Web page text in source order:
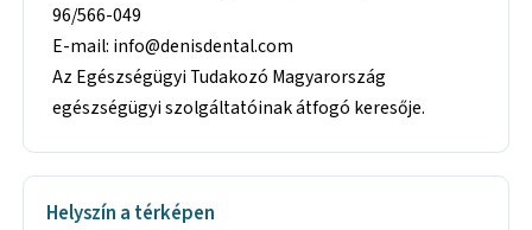
96/566-049
E-mail: info@denisdental.com
Az Egészségügyi Tudakozó Magyarország
egészségügyi szolgáltatóinak átfogó keresője.
Helyszín a térképen